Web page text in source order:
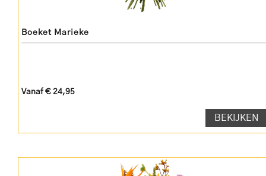
Boeket Marieke
Vanaf € 24,95
BEKIJKEN